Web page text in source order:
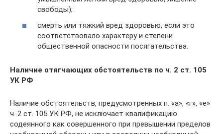
свободы);
смерть или тяжкий вред здоровью, если это
соответствовало характеру и степени
общественной опасности посягательства.
Наличие отягчающих обстоятельств по ч. 2 ст. 105
УК РФ
Наличие обстоятельств, предусмотренных п. «а», «г», «е»
ч. 2 ст. 105 УК РФ, не исключает квалификацию
содеянного как совершенного при превышении пределов